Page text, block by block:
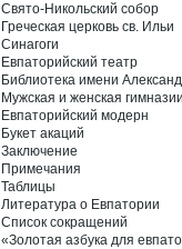
Свято-Никольский собор
Греческая церковь св. Ильи
Синагоги
Евпаторийский театр
Библиотека имени
Мужская и женская гимназии
Евпаторийский модерн
Букет акаций
Заключение
Примечания
Таблицы
Литература о Евпатории
Список сокращений
«Золотая азбука для